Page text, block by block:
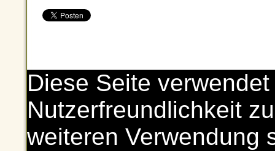
Diese Seite
Nutzerfreundlichkeit
weiteren Verwendung